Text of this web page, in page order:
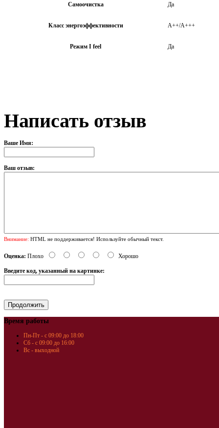
Самоочистка Да
Класс энергоэффективности А++/A+++
Режим I feel Да
Написать отзыв
Ваше Имя:
Ваш отзыв:
Внимание: HTML не поддерживается! Используйте обычный текст.
Оценка: Плохо Хорошо
Введите код, указанный на картинке:
Время работы
Пн-Пт - с 09:00 до 18:00
Сб - с 09:00 до 16:00
Вс - выходной